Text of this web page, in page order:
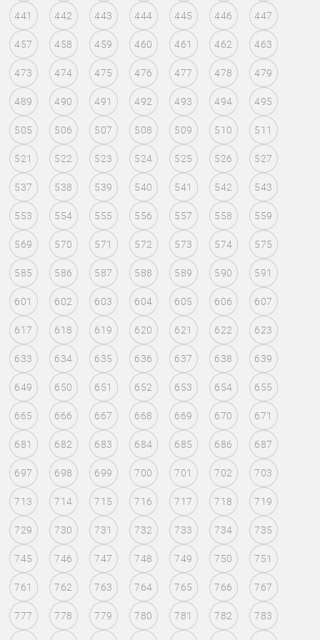
441 442 443 444 445 446 447
457 458 459 460 461 462 463
473 474 475 476 477 478 479
489 490 491 492 493 494 495
505 506 507 508 509 510 511
521 522 523 524 525 526 527
537 538 539 540 541 542 543
553 554 555 556 557 558 559
569 570 571 572 573 574 575
585 586 587 588 589 590 591
601 602 603 604 605 606 607
617 618 619 620 621 622 623
633 634 635 636 637 638 639
649 650 651 652 653 654 655
665 666 667 668 669 670 671
681 682 683 684 685 686 687
697 698 699 700 701 702 703
713 714 715 716 717 718 719
729 730 731 732 733 734 735
745 746 747 748 749 750 751
761 762 763 764 765 766 767
777 778 779 780 781 782 783